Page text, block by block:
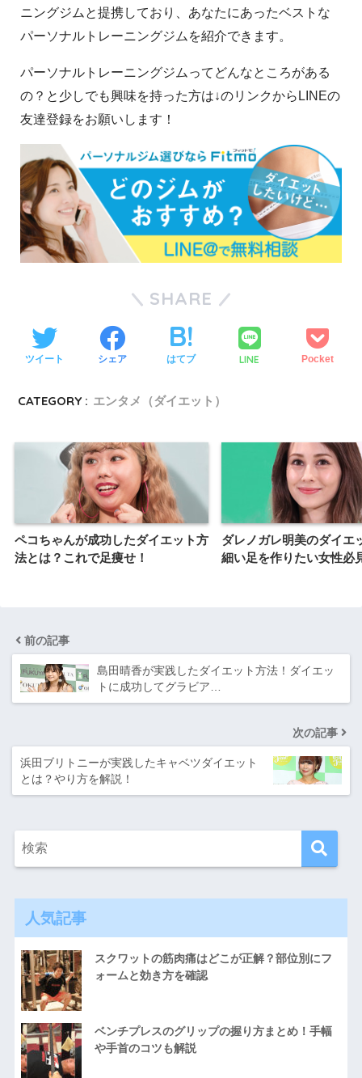
ニングジムと提携しており、あなたにあったベストな
パーソナルトレーニングジムを紹介できます。
パーソナルトレーニングジムってどんなところがある
の？と少しでも興味を持った方は↓のリンクからLINEの
友達登録をお願いします！
SHARE
ツイート シェア はてブ LINE Pocket
CATEGORY : エンタメ（ダイエット）
ペコちゃんが成功したダイエット方
法とは？これで足痩せ！
ダレノガレ明美のダイエ
細い足を作りたい女性必
前の記事
島田晴香が実践したダイエット方法！ダイエッ
トに成功してグラビア…
次の記事
浜田ブリトニーが実践したキャベツダイエット
とは？やり方を解説！
人気記事
スクワットの筋肉痛はどこが正解？部位別にフ
ォームと効き方を確認
ベンチプレスのグリップの握り方まとめ！手幅
や手首のコツも解説